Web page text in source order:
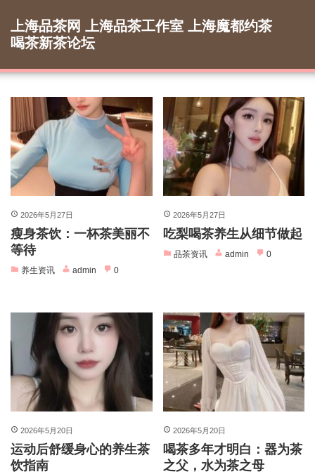
content
上海品茶网 上海品茶工作室 上海魔都约茶
喝茶新茶论坛
2026年5月27日
瘦身茶饮：一杯茶美丽不
等待
养生资讯 admin 0
2026年5月27日
吃梨喝茶养生从细节做起
品茶资讯 admin 0
2026年5月20日
运动后舒缓身心的养生茶
饮指南
2026年5月20日
喝茶多年才明白：器为茶
之父，水为茶之母